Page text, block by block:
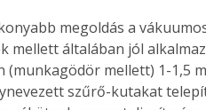
megoldás a
mellett általában jól
(munkagödör mellett) 1-1,5
szűrő-kutakat